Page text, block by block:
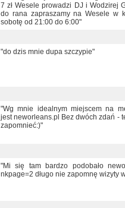
7 zł Wesele prowadzi DJ i Wodzirej
do rana zapraszamy na Wesele w
sobotę od 21:00 do 6:00"
"do dzis mnie dupa szczypie"
"Wg mnie idealnym miejscem na
jest neworleans.pl Bez dwóch zdań -
zapomnieć:)"
"Mi się tam bardzo podobało
nkpage=2 długo nie zapomnę wizyty